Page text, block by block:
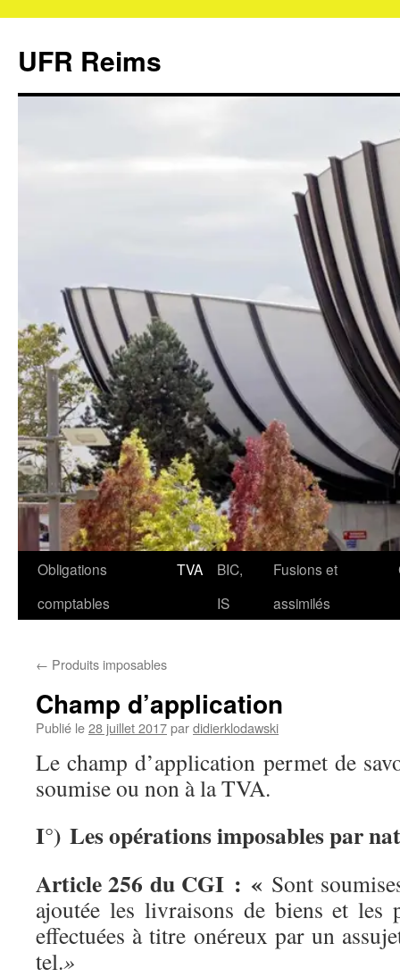
UFR Reims
Aller
Obligations
comptables
TVA
BIC,
IS
Fusions et
assimilés
← Produits imposables
Champ d’application
Publié le28 juillet 2017pardidierklodawski
Le champ d’application permet de
soumise ou non à la TVA.
I°) Les opérations imposables par
Article 256 du CGI : « Sont
ajoutée les livraisons de biens et les
effectuées à titre onéreux par un
tel.»